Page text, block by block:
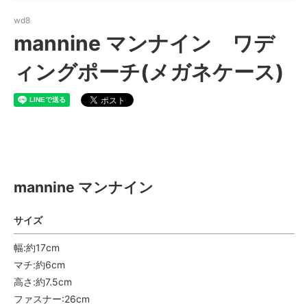
wd8
mannine マンナイン ワデ
ィングポーチ(メガネケース)
mannine マンナイン
サイズ
幅:約17cm
マチ:約6cm
高さ:約7.5cm
ファスナー:26cm